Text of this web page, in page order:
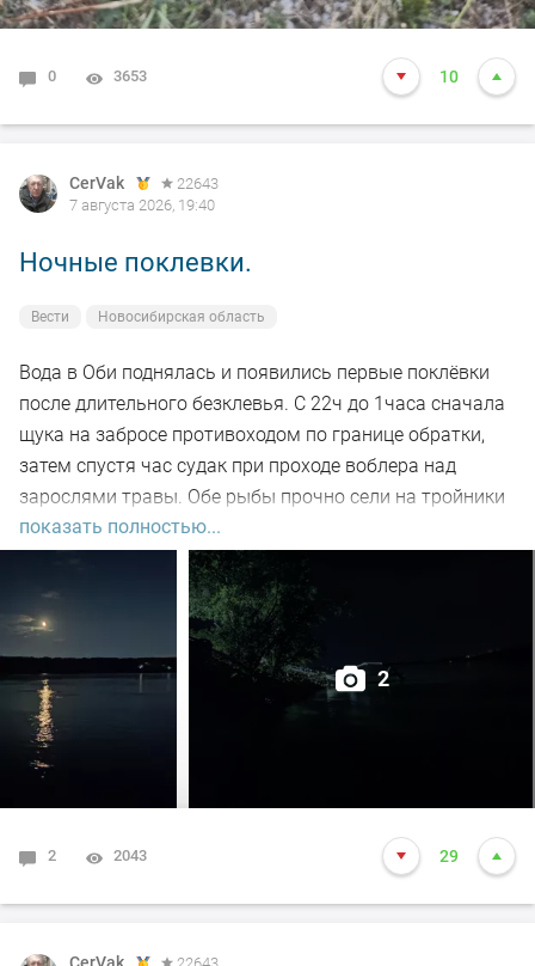
0 3653 10
CerVak
22643
7 августа 2026, 19:40
Ночные поклевки.
Вести Новосибирская область
Вода в Оби поднялась и появились первые поклёвки
после длительного безклевья. С 22ч до 1часа сначала
щука на забросе противоходом по границе обратки,
затем спустя час судак при проходе воблера над
зарослями травы. Обе рыбы прочно сели на тройники
и при чистке оказались с пустыми желудками. Ждем
дальнейших поклёвок.
показать полностью...
2
2 2043 29
CerVak